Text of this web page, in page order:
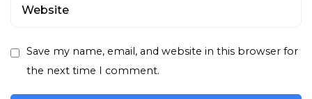
Save my name, email, and website in this browser for
the next time I comment.